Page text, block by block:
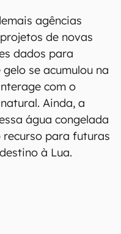
agências
de novas
dados para
se acumulou na
com o
Ainda, a
água congelada
para futuras
à Lua.